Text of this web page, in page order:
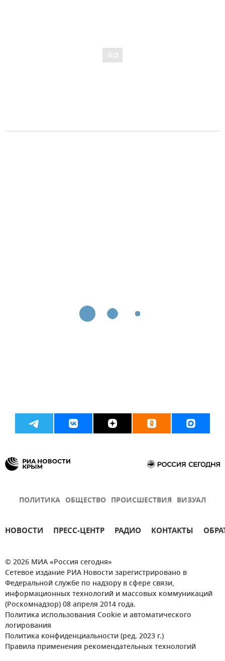
ПОЛИТИКА ОБЩЕСТВО ПРОИСШЕСТВИЯ ВИЗУАЛ
НОВОСТИ ПРЕСС-ЦЕНТР РАДИО КОНТАКТЫ
© 2026 МИА «Россия сегодня»
Сетевое издание РИА Новости зарегистрировано в
Федеральной службе по надзору в сфере связи,
информационных технологий и массовых коммуникаций
(Роскомнадзор) 08 апреля 2014 года.
Политика использования Cookie и автоматического
логирования
Политика конфиденциальности (ред. 2023 г.)
Правила применения рекомендательных технологий